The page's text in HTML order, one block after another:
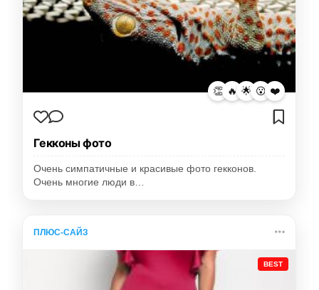
👏 🔥 🌟 😮 ❤️
Гекконы фото
Очень симпатичные и красивые фото гекконов.
Очень многие люди в…
ПЛЮС-САЙЗ
BEST